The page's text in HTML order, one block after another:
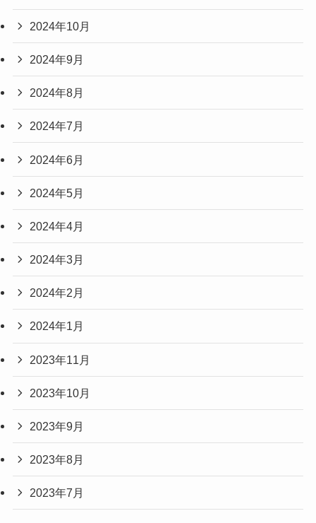
2024年10月
2024年9月
2024年8月
2024年7月
2024年6月
2024年5月
2024年4月
2024年3月
2024年2月
2024年1月
2023年11月
2023年10月
2023年9月
2023年8月
2023年7月